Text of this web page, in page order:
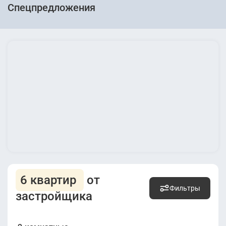
Спецпредложения
6 квартир
от
застройщика
Фильтры